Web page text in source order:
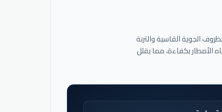
الجوية القاسية والتربة
الأمطار بكفاءة، مما يقلل